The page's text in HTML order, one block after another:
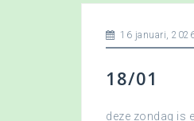
16 januari,
18/01
deze zondag is